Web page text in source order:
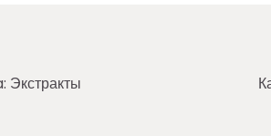
Экстракты